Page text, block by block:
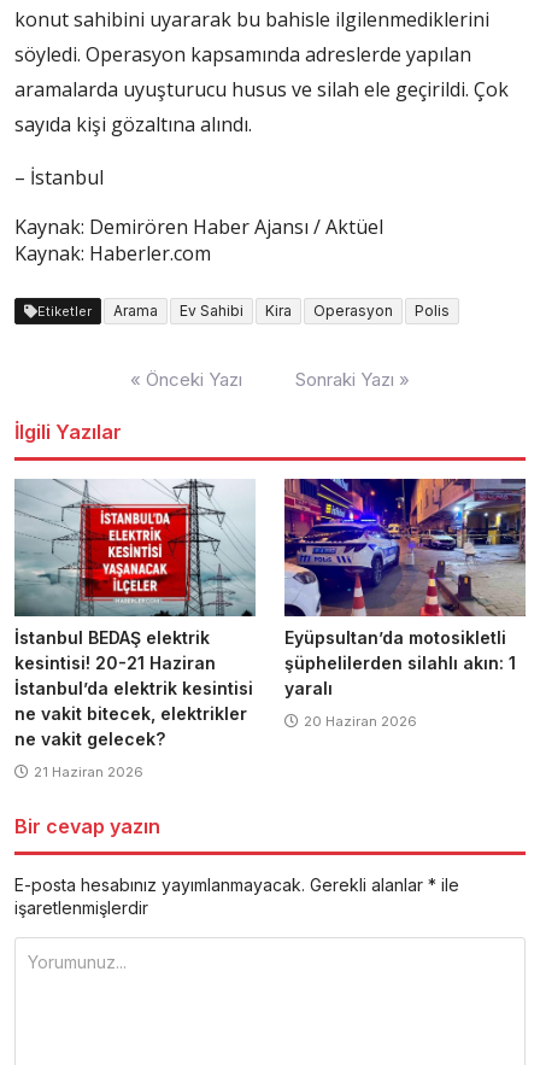
konut sahibini uyararak bu bahisle ilgilenmediklerini
söyledi. Operasyon kapsamında adreslerde yapılan
aramalarda uyuşturucu husus ve silah ele geçirildi. Çok
sayıda kişi gözaltına alındı.
– İstanbul
Kaynak: Demirören Haber Ajansı / Aktüel
Kaynak: Haberler.com
Etiketler Arama Ev Sahibi Kira Operasyon Polis
« Önceki Yazı Sonraki Yazı »
İlgili Yazılar
İstanbul BEDAŞ elektrik
kesintisi! 20-21 Haziran
İstanbul’da elektrik kesintisi
ne vakit bitecek, elektrikler
ne vakit gelecek?
21 Haziran 2026
Eyüpsultan’da motosikletli
şüphelilerden silahlı akın: 1
yaralı
20 Haziran 2026
Bir cevap yazın
E-posta hesabınız yayımlanmayacak. Gerekli alanlar * ile
işaretlenmişlerdir